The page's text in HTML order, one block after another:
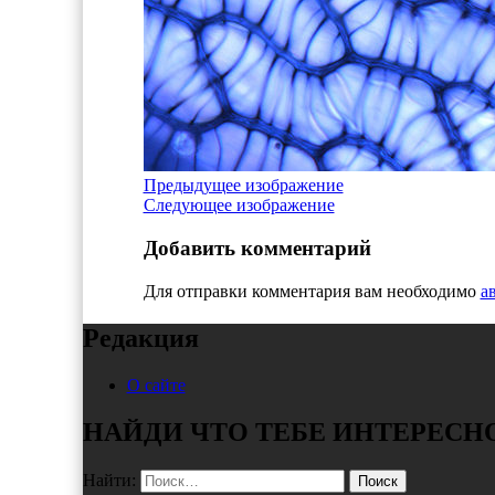
Предыдущее изображение
Следующее изображение
Добавить комментарий
Для отправки комментария вам необходимо
Редакция
О сайте
НАЙДИ ЧТО ТЕБЕ
Найти: